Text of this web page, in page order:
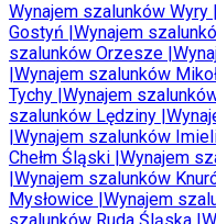
Wynajem szalunków Wyry
Gostyń Wynajem
szalunków Orzesze
Wynajem szalunków
Tychy Wynajem
szalunków Lędziny
Wynajem szalunków
Chełm Śląski Wynajem
Wynajem szalunków
Mysłowice Wynajem